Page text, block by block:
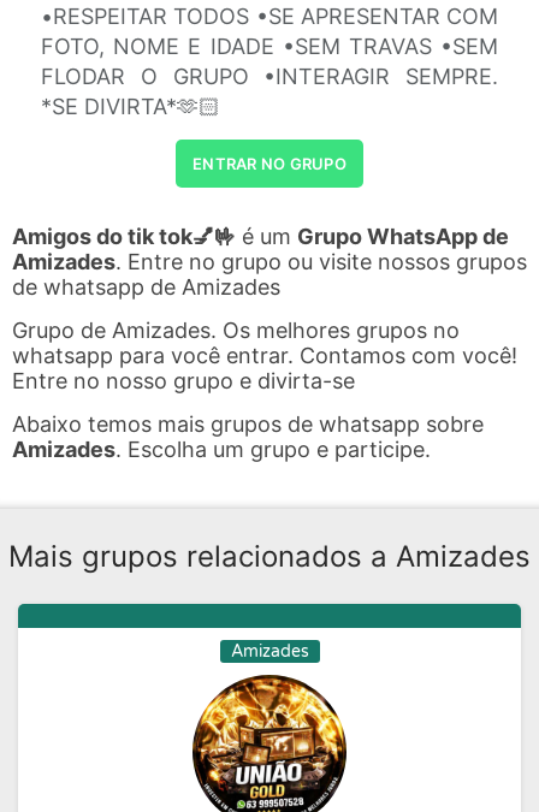
•RESPEITAR TODOS •SE APRESENTAR COM
FOTO, NOME E IDADE •SEM TRAVAS •SEM
FLODAR O GRUPO •INTERAGIR SEMPRE.
*SE DIVIRTA*🫶🏻
ENTRAR NO GRUPO
Amigos do tik tok💅🤟 é um Grupo WhatsApp de
Amizades. Entre no grupo ou visite nossos grupos
de whatsapp de Amizades
Grupo de Amizades. Os melhores grupos no
whatsapp para você entrar. Contamos com você!
Entre no nosso grupo e divirta-se
Abaixo temos mais grupos de whatsapp sobre
Amizades. Escolha um grupo e participe.
Mais grupos relacionados a Amizades
Amizades